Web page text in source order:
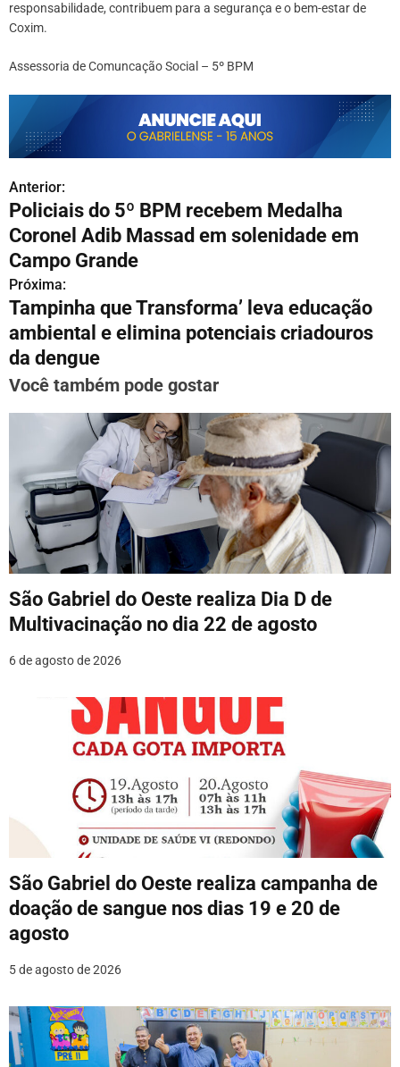
responsabilidade, contribuem para a segurança e o bem-estar de
Coxim.
Assessoria de Comuncação Social – 5º BPM
N
a
v
e
g
a
ç
e
P
o
s
t
Anterior:
Policiais do 5º BPM recebem Medalha
Coronel Adib Massad em solenidade em
Campo Grande
Próxima:
Tampinha que Transforma’ leva educação
ambiental e elimina potenciais criadouros
da dengue
Você também pode gostar
São Gabriel do Oeste realiza Dia D de
Multivacinação no dia 22 de agosto
6 de agosto de 2026
São Gabriel do Oeste realiza campanha de
doação de sangue nos dias 19 e 20 de
agosto
5 de agosto de 2026